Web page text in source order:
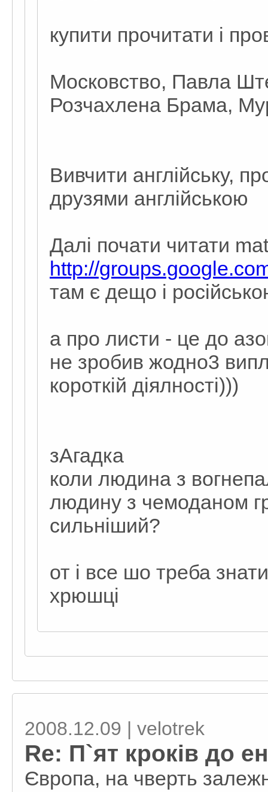
купити прочитати і
Московство, Павла
Розчахлена Брама,
Вивчити англійську,
друзями англійською
Далі почати читати
http://
там є дещо і
а про листи - це до
не зробив жодно3
короткій діялності)))
зАгадка
коли людина з
людину з чемоданом
сильніший?
от і все шо треба
хрюшці
2008.12.09 | velotrek
Re: П`ят кроків до
Європа, на чверть